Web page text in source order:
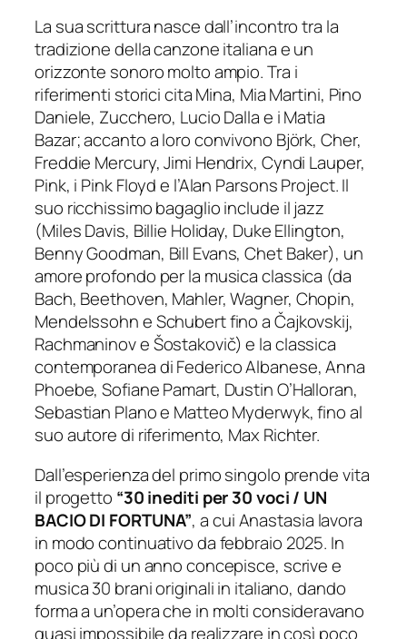
La sua scrittura nasce dall’incontro tra la
tradizione della canzone italiana e un
orizzonte sonoro molto ampio. Tra i
riferimenti storici cita Mina, Mia Martini, Pino
Daniele, Zucchero, Lucio Dalla e i Matia
Bazar; accanto a loro convivono Björk, Cher,
Freddie Mercury, Jimi Hendrix, Cyndi Lauper,
Pink, i Pink Floyd e l’Alan Parsons Project. Il
suo ricchissimo bagaglio include il jazz
(Miles Davis, Billie Holiday, Duke Ellington,
Benny Goodman, Bill Evans, Chet Baker), un
amore profondo per la musica classica (da
Bach, Beethoven, Mahler, Wagner, Chopin,
Mendelssohn e Schubert fino a Čajkovskij,
Rachmaninov e Šostakovič) e la classica
contemporanea di Federico Albanese, Anna
Phoebe, Sofiane Pamart, Dustin O’Halloran,
Sebastian Plano e Matteo Myderwyk, fino al
suo autore di riferimento, Max Richter.
Dall’esperienza del primo singolo prende vita
il progetto “30 inediti per 30 voci / UN
BACIO DI FORTUNA”, a cui Anastasia lavora
in modo continuativo da febbraio 2025. In
poco più di un anno concepisce, scrive e
musica 30 brani originali in italiano, dando
forma a un’opera che in molti consideravano
quasi impossibile da realizzare in così poco